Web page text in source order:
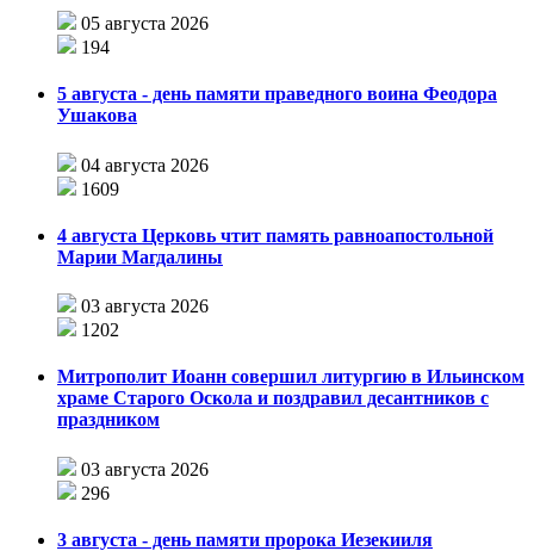
05 августа 2026
194
5 августа - день памяти праведного воина Феодора
Ушакова
04 августа 2026
1609
4 августа Церковь чтит память равноапостольной
Марии Магдалины
03 августа 2026
1202
Митрополит Иоанн совершил литургию в Ильинском
храме Старого Оскола и поздравил десантников с
праздником
03 августа 2026
296
3 августа - день памяти пророка Иезекииля